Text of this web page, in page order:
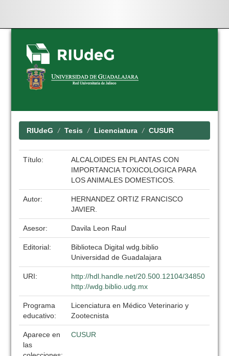
Skip
navigation
RIUdeG Tesis Licenciatura CUSUR
Título:
ALCALOIDES EN PLANTAS CON
IMPORTANCIA TOXICOLOGICA PARA
LOS ANIMALES DOMESTICOS.
Autor:
HERNANDEZ ORTIZ FRANCISCO
JAVIER.
Asesor: Davila Leon Raul
Editorial:
Biblioteca Digital wdg.biblio
Universidad de Guadalajara
URI:
http://hdl.handle.net/20.500.12104/34850
http://wdg.biblio.udg.mx
Programa
educativo:
Licenciatura en Médico Veterinario y
Zootecnista
Aparece en
las
CUSUR